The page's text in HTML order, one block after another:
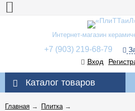
Интернет-магазин
+7 (903) 219-68-79
Вход
Каталог товаров
Главная → Плитка→